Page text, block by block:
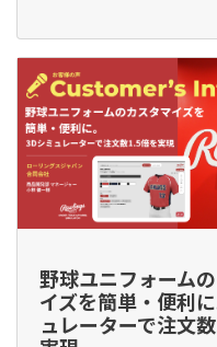
野球ユニフォーム
イズを簡単・便利
ュレーターで注文